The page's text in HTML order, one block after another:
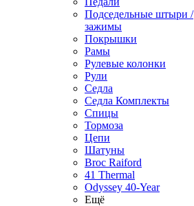
Подседельные штыри /
зажимы
Покрышки
Рамы
Рулевые колонки
Рули
Седла
Седла Комплекты
Спицы
Тормоза
Цепи
Шатуны
Broc Raiford
41 Thermal
Odyssey 40-Year
Ещё